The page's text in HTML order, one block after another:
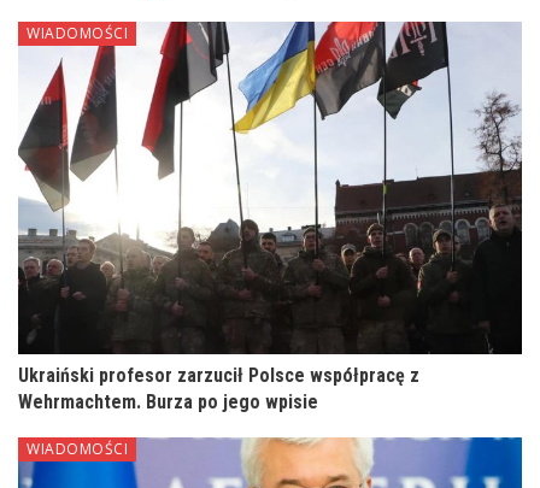
WIADOMOŚCI
Ukraiński profesor zarzucił Polsce współpracę z
Wehrmachtem. Burza po jego wpisie
WIADOMOŚCI